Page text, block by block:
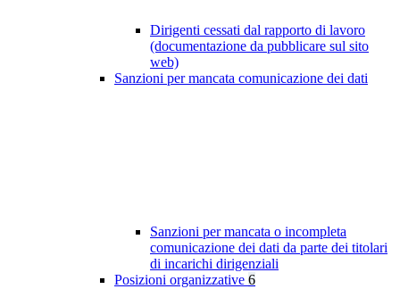
Dirigenti cessati dal rapporto di lavoro
(documentazione da pubblicare sul sito
web)
Sanzioni per mancata comunicazione dei dati
Sanzioni per mancata o incompleta
comunicazione dei dati da parte dei titolari
di incarichi dirigenziali
Posizioni organizzative 6